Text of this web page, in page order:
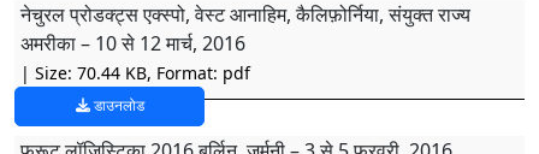
नेचुरल प्रोडक्ट्स एक्स्पो, वेस्ट आनाहिम, कैलिफ़ोर्निया, संयुक्त राज्य
अमरीका – 10 से 12 मार्च, 2016
| Size: 70.44 KB, Format: pdf
डाउनलोड